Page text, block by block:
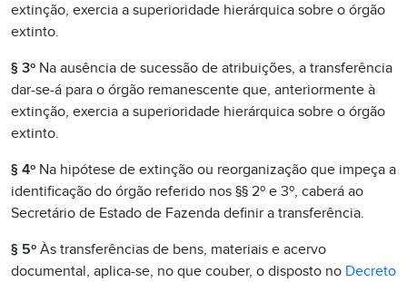
extinção, exercia a superioridade hierárquica sobre o órgão
extinto.
§ 3º Na ausência de sucessão de atribuições, a transferência
dar-se-á para o órgão remanescente que, anteriormente à
extinção, exercia a superioridade hierárquica sobre o órgão
extinto.
§ 4º Na hipótese de extinção ou reorganização que impeça a
identificação do órgão referido nos §§ 2º e 3º, caberá ao
Secretário de Estado de Fazenda definir a transferência.
§ 5º Às transferências de bens, materiais e acervo
documental, aplica-se, no que couber, o disposto no Decreto